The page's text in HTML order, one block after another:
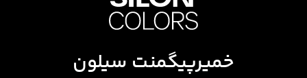
خمیرپیگمنت سیلون